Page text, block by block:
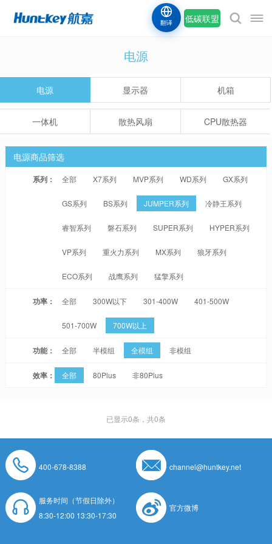
低碳联盟
翻译
电源
电源 显示器 机箱
一体机 散热风扇 CPU散热器
电源商品筛选
系列： 全部 X7系列 MVP系列 WD系列 GX系列
GS系列 BS系列 JUMPER系列 冷静王系列
睿智系列 磐石系列 SUPER系列 HYPER系列
VP系列 重火力系列 MX系列 狼牙系列
ECO系列 战鹰系列 猛擎系列
功率： 全部 300W以下 301-400W 401-500W
501-700W 700W以上
功能： 全部 半模组 全模组 非模组
效率： 全部 80Plus 非80Plus
已显示0条，共0条
400-678-8388 channel@huntkey.net
服务时间（节假日除外）
8:30-12:00 13:30-17:30
官方微博